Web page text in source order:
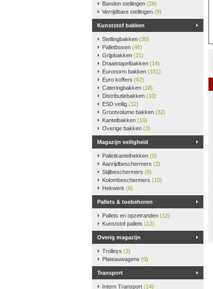
Banden stellingen (28)
Verrijdbare stellingen (9)
Kunststof bakken
Stellingbakken (30)
Palletboxen (46)
Grijpbakken (21)
Draaistapelbakken (14)
Euronorm bakken (181)
Euro koffers (62)
Cateringbakken (18)
Distributiebakken (10)
ESD veilig (12)
Grootvolume bakken (32)
Kantelbakken (10)
Overige bakken (3)
Magazijn veiligheid
Palletkantelhekken (0)
Aanrijdbeschermers (2)
Stijlbeschermers (9)
Kolombeschermers (10)
Hekwerk (6)
Pallets & toebehoren
Pallets en opzetranden (12)
Kunststof pallets (12)
Overig magazijn
Trolleys (2)
Plateauwagens (0)
Transport
Intern Transport (14)